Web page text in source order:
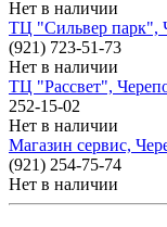
Нет в наличии
ТЦ "Сильвер парк",
(921) 723-51-73
Нет в наличии
ТЦ "Рассвет",
252-15-02
Нет в наличии
Магазин сервис,
(921) 254-75-74
Нет в наличии